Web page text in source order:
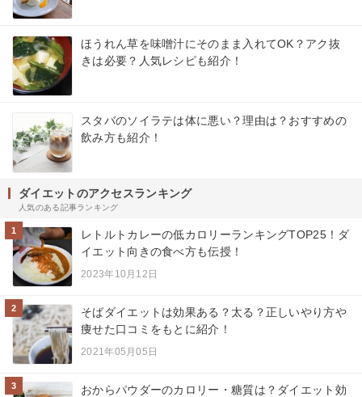
ほうれん草を味噌汁にそのまま入れてOK？アク抜
きは必要？人気レシピも紹介！
スタバのソイラテは体に悪い？理由は？おすすめの
飲み方も紹介！
ダイエットのアクセスランキング
人気のある記事ランキング
1
レトルトカレーの低カロリーランキングTOP25！ダ
イエット向きの食べ方も伝授！
2023年10月12日
2
そばダイエットは効果ある？太る？正しいやり方や
痩せた口コミをもとに紹介！
2021年05月05日
3
おからパウダーのカロリー・糖質は？ダイエット効